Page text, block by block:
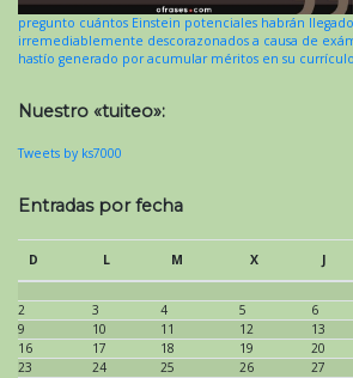
pregunto cuántos Einstein potenciales habrán
irremediablemente descorazonados a causa de
hastío generado por acumular méritos en su
Nuestro «tuiteo»:
Tweets by ks7000
Entradas por fecha
D L M X J
2
3 4 5 6
9
10 11 12 13
16
17 18 19 20
23
24 25 26 27